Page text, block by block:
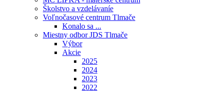
Školstvo a vzdelávaníe
Voľnočasové centrum Tlmače
Konalo sa ...
Miestny odbor JDS Tlmače
Výbor
Akcie
2025
2024
2023
2022